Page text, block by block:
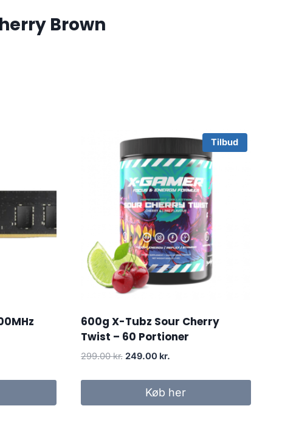
Brown
Tilbud
600g X-Tubz Sour Cherry
Twist – 60 Portioner
299.00kr. Original
was:
299.00 kr..
249.00 kr.Current
is:
249.00 kr..
Køb her